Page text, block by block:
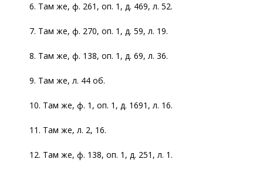
6. Там же, ф. 261, оп. 1, д. 469, л. 52.
7. Там же, ф. 270, оп. 1, д. 59, л. 19.
8. Там же, ф. 138, оп. 1, д. 69, л. 36.
9. Там же, л. 44 об.
10. Там же, ф. 1, оп. 1, д. 1691, л. 16.
11. Там же, л. 2, 16.
12. Там же, ф. 138, оп. 1, д. 251, л. 1.